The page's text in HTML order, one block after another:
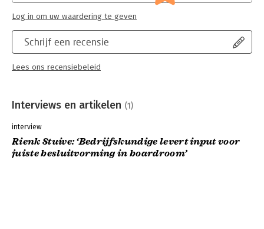
Schrijf een recensie
Lees ons recensiebeleid
Log in om uw waardering te geven
Interviews en artikelen (1)
interview
Rienk Stuive: ‘Bedrijfskundige levert input voor
juiste besluitvorming in boardroom’